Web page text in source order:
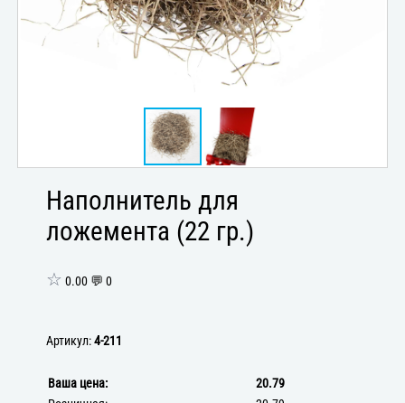
Наполнитель для
ложемента (22 гр.)
☆ 0.00 💬 0
Артикул:4-211
Ваша цена:
20.79